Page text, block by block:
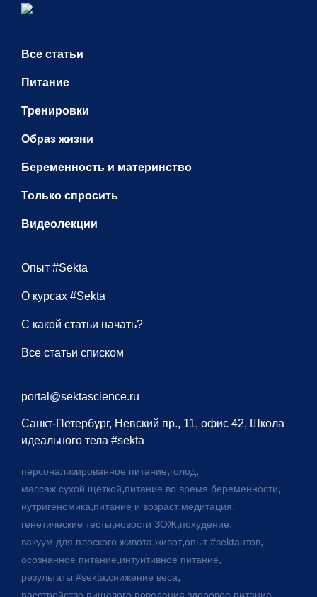
Все статьи
Питание
Тренировки
Образ жизни
Беременность и материнство
Только спросить
Видеолекции
Опыт #Sekta
О курсах #Sekta
С какой статьи начать?
Все статьи списком
portal@sektascience.ru
Санкт-Петербург, Невский пр., 11, офис 42, Школа
идеального тела #sekta
персонализированное питание,голод,
массаж сухой щёткой,питание во время беременности,
нутригеномика,питание и возраст,медитация,
генетические тесты,новости ЗОЖ,похудение,
вакуум для плоского живота,живот,опыт #sektaнтов,
осознанное питание,интуитивное питание,
результаты #sekta,снижение веса,